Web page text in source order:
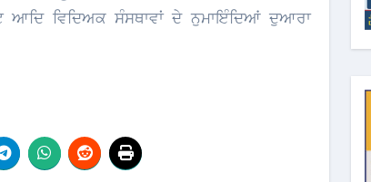
ਵਿਦਿਅਕ ਸੰਸਥਾਵਾਂ ਦੇ ਨੁਮਾਇੰਦਿਆਂ ਦੁਆਰਾ